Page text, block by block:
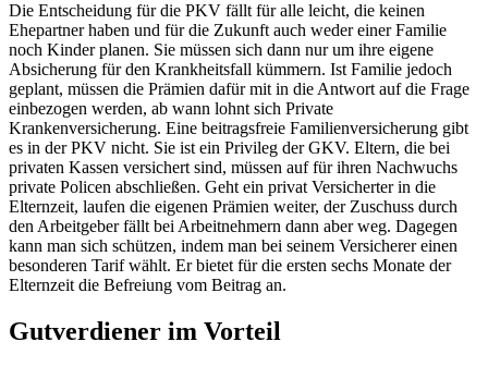
Die Entscheidung für die PKV fällt für alle leicht, die keinen
Ehepartner haben und für die Zukunft auch weder einer Familie
noch Kinder planen. Sie müssen sich dann nur um ihre eigene
Absicherung für den Krankheitsfall kümmern. Ist Familie jedoch
geplant, müssen die Prämien dafür mit in die Antwort auf die Frage
einbezogen werden, ab wann lohnt sich Private
Krankenversicherung. Eine beitragsfreie Familienversicherung gibt
es in der PKV nicht. Sie ist ein Privileg der GKV. Eltern, die bei
privaten Kassen versichert sind, müssen auf für ihren Nachwuchs
private Policen abschließen. Geht ein privat Versicherter in die
Elternzeit, laufen die eigenen Prämien weiter, der Zuschuss durch
den Arbeitgeber fällt bei Arbeitnehmern dann aber weg. Dagegen
kann man sich schützen, indem man bei seinem Versicherer einen
besonderen Tarif wählt. Er bietet für die ersten sechs Monate der
Elternzeit die Befreiung vom Beitrag an.
Gutverdiener im Vorteil